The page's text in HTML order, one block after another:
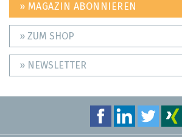
» MAGAZIN ABONNIEREN
» ZUM SHOP
» NEWSLETTER